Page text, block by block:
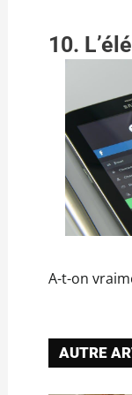
10.
A-t-on
AUTRE